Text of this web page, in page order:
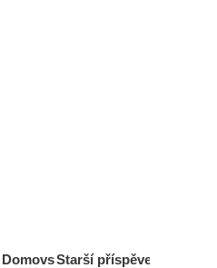
Starší příspěvek
Domovs